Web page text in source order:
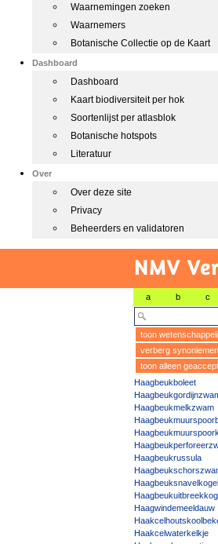
Waarnemingen zoeken
Waarnemers
Botanische Collectie op de Kaart
Dashboard
Dashboard
Kaart biodiversiteit per hok
Soortenlijst per atlasblok
Botanische hotspots
Literatuur
Over
Over deze site
Privacy
Beheerders en validatoren
NMV
a b c
toon
verberg synoniemen
toon alleen
Haagbeukboleet
Haagbeukmelkzwam
Haagbeukrussula
Haagwindemeeldauw
Haakcelwaterkelkje